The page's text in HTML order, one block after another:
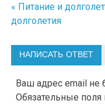
Навигация
по
записям
« Питание и
долголетия
НАПИСАТЬ ОТВЕТ
Ваш адрес email не
Обязательные